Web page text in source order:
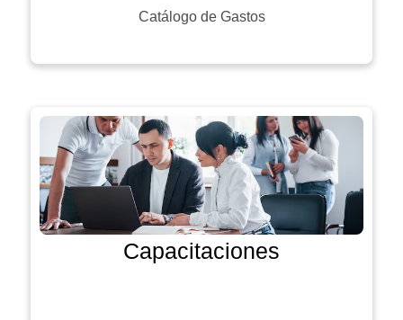
Catálogo de Gastos
Capacitaciones